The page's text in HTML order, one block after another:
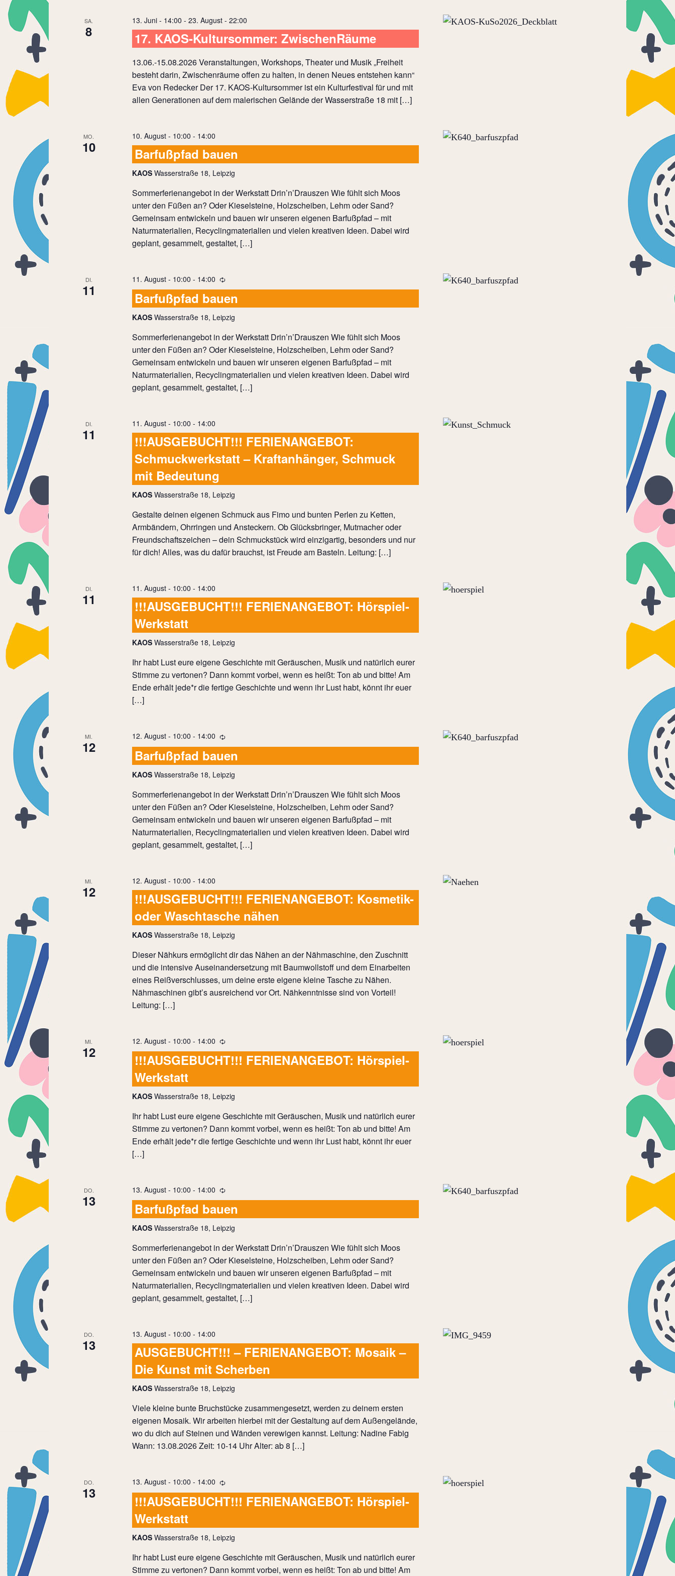
Navigation
SA.
8
13. Juni - 14:00 - 23. August - 22:00
17. KAOS-Kultursommer: ZwischenRäume
13.06.-15.08.2026 Veranstaltungen, Workshops, Theater und Musik „Freiheit
besteht darin, Zwischenräume offen zu halten, in denen Neues entstehen kann“
Eva von Redecker Der 17. KAOS-Kultursommer ist ein Kulturfestival für und mit
allen Generationen auf dem malerischen Gelände der Wasserstraße 18 mit […]
MO.
10
10. August - 10:00 - 14:00
Barfußpfad bauen
KAOS Wasserstraße 18, Leipzig
Sommerferienangebot in der Werkstatt Drin’n’Drauszen Wie fühlt sich Moos
unter den Füßen an? Oder Kieselsteine, Holzscheiben, Lehm oder Sand?
Gemeinsam entwickeln und bauen wir unseren eigenen Barfußpfad – mit
Naturmaterialien, Recyclingmaterialien und vielen kreativen Ideen. Dabei wird
geplant, gesammelt, gestaltet, […]
DI.
11
11. August - 10:00 - 14:00
Barfußpfad bauen
KAOS Wasserstraße 18, Leipzig
Sommerferienangebot in der Werkstatt Drin’n’Drauszen Wie fühlt sich Moos
unter den Füßen an? Oder Kieselsteine, Holzscheiben, Lehm oder Sand?
Gemeinsam entwickeln und bauen wir unseren eigenen Barfußpfad – mit
Naturmaterialien, Recyclingmaterialien und vielen kreativen Ideen. Dabei wird
geplant, gesammelt, gestaltet, […]
DI.
11
11. August - 10:00 - 14:00
!!!AUSGEBUCHT!!! FERIENANGEBOT:
Schmuckwerkstatt – Kraftanhänger, Schmuck
mit Bedeutung
KAOS Wasserstraße 18, Leipzig
Gestalte deinen eigenen Schmuck aus Fimo und bunten Perlen zu Ketten,
Armbändern, Ohrringen und Ansteckern. Ob Glücksbringer, Mutmacher oder
Freundschaftszeichen – dein Schmuckstück wird einzigartig, besonders und nur
für dich! Alles, was du dafür brauchst, ist Freude am Basteln. Leitung: […]
DI.
11
11. August - 10:00 - 14:00
!!!AUSGEBUCHT!!! FERIENANGEBOT: Hörspiel-
Werkstatt
KAOS Wasserstraße 18, Leipzig
Ihr habt Lust eure eigene Geschichte mit Geräuschen, Musik und natürlich eurer
Stimme zu vertonen? Dann kommt vorbei, wenn es heißt: Ton ab und bitte! Am
Ende erhält jede*r die fertige Geschichte und wenn ihr Lust habt, könnt ihr euer
[…]
MI.
12
12. August - 10:00 - 14:00
Barfußpfad bauen
KAOS Wasserstraße 18, Leipzig
Sommerferienangebot in der Werkstatt Drin’n’Drauszen Wie fühlt sich Moos
unter den Füßen an? Oder Kieselsteine, Holzscheiben, Lehm oder Sand?
Gemeinsam entwickeln und bauen wir unseren eigenen Barfußpfad – mit
Naturmaterialien, Recyclingmaterialien und vielen kreativen Ideen. Dabei wird
geplant, gesammelt, gestaltet, […]
MI.
12
12. August - 10:00 - 14:00
!!!AUSGEBUCHT!!! FERIENANGEBOT: Kosmetik-
oder Waschtasche nähen
KAOS Wasserstraße 18, Leipzig
Dieser Nähkurs ermöglicht dir das Nähen an der Nähmaschine, den Zuschnitt
und die intensive Auseinandersetzung mit Baumwollstoff und dem Einarbeiten
eines Reißverschlusses, um deine erste eigene kleine Tasche zu Nähen.
Nähmaschinen gibt’s ausreichend vor Ort. Nähkenntnisse sind von Vorteil!
Leitung: […]
MI.
12
12. August - 10:00 - 14:00
!!!AUSGEBUCHT!!! FERIENANGEBOT: Hörspiel-
Werkstatt
KAOS Wasserstraße 18, Leipzig
Ihr habt Lust eure eigene Geschichte mit Geräuschen, Musik und natürlich eurer
Stimme zu vertonen? Dann kommt vorbei, wenn es heißt: Ton ab und bitte! Am
Ende erhält jede*r die fertige Geschichte und wenn ihr Lust habt, könnt ihr euer
[…]
DO.
13
13. August - 10:00 - 14:00
Barfußpfad bauen
KAOS Wasserstraße 18, Leipzig
Sommerferienangebot in der Werkstatt Drin’n’Drauszen Wie fühlt sich Moos
unter den Füßen an? Oder Kieselsteine, Holzscheiben, Lehm oder Sand?
Gemeinsam entwickeln und bauen wir unseren eigenen Barfußpfad – mit
Naturmaterialien, Recyclingmaterialien und vielen kreativen Ideen. Dabei wird
geplant, gesammelt, gestaltet, […]
DO.
13
13. August - 10:00 - 14:00
AUSGEBUCHT!!! – FERIENANGEBOT: Mosaik –
Die Kunst mit Scherben
KAOS Wasserstraße 18, Leipzig
Viele kleine bunte Bruchstücke zusammengesetzt, werden zu deinem ersten
eigenen Mosaik. Wir arbeiten hierbei mit der Gestaltung auf dem Außengelände,
wo du dich auf Steinen und Wänden verewigen kannst. Leitung: Nadine Fabig
Wann: 13.08.2026 Zeit: 10-14 Uhr Alter: ab 8 […]
DO.
13
13. August - 10:00 - 14:00
!!!AUSGEBUCHT!!! FERIENANGEBOT: Hörspiel-
Werkstatt
KAOS Wasserstraße 18, Leipzig
Ihr habt Lust eure eigene Geschichte mit Geräuschen, Musik und natürlich eurer
Stimme zu vertonen? Dann kommt vorbei, wenn es heißt: Ton ab und bitte! Am